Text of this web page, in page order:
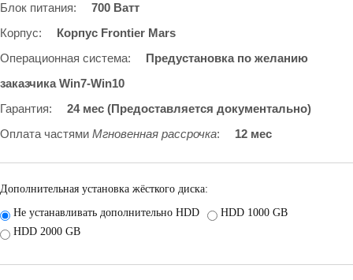
Блок питания:
700 Ватт
Корпус:
Корпус Frontier Mars
Операционная система:
Предустановка по желанию
заказчика Win7-Win10
Гарантия:
24 мес (Предоставляется документально)
Оплата частями Мгновенная рассрочка: 12 мес
Дополнительная установка жёсткого диска:
Не устанавливать дополнительно HDD
HDD 1000 GB
HDD 2000 GB